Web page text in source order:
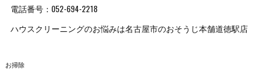
電話番号：052-694-2218
ハウスクリーニングのお悩みは名古屋市のおそうじ本舗道徳駅店
お掃除